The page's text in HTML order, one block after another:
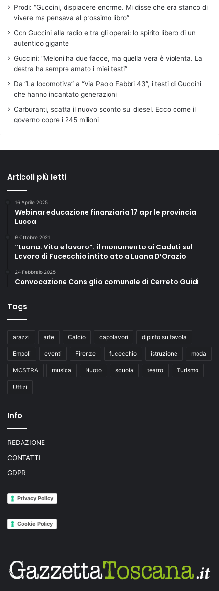
Prodi: “Guccini, dispiacere enorme. Mi disse che era stanco di
vivere ma pensava al prossimo libro”
Con Guccini alla radio e tra gli operai: lo spirito libero di un
autentico gigante
Guccini: “Meloni ha due facce, ma quella vera è violenta. La
destra ha sempre amato i miei testi”
Da “La locomotiva” a “Via Paolo Fabbri 43”, i testi di Guccini
che hanno incantato generazioni
Carburanti, scatta il nuovo sconto sul diesel. Ecco come il
governo copre i 245 milioni
Articoli più letti
16 Aprile 2025
Webinar educazione finanziaria 17 aprile provincia
Lucca
9 Ottobre 2021
“Luana. Vita e lavoro”: il monumento ai Caduti sul
Lavoro di Fucecchio intitolato a Luana D’Orazio
24 Febbraio 2025
Convocazione Consiglio comunale di Cerreto Guidi
Tags
arazzi arte Calcio capolavori dipinto su tavola
Empoli eventi Firenze fucecchio istruzione moda
MOSTRA musica Nuoto scuola teatro Turismo
Uffizi
Info
REDAZIONE
CONTATTI
GDPR
Privacy Policy
Cookie Policy